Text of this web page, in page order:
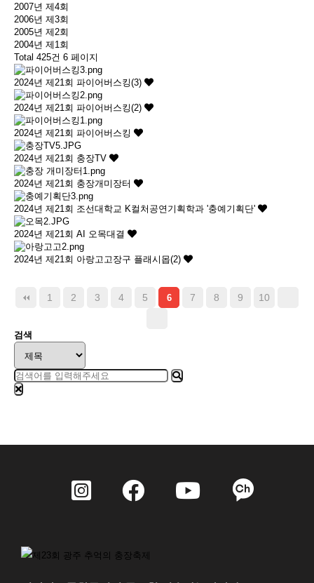
2007년 제4회
2006년 제3회
2005년 제2회
2004년 제1회
Total 425건 6 페이지
2024년 제21회 파이어버스킹(3)
2024년 제21회 파이어버스킹(2)
2024년 제21회 파이어버스킹
2024년 제21회 충장TV
2024년 제21회 충장개미장터
2024년 제21회 조선대학교 K컬처공연기획학과 '충예기획단'
2024년 제21회 AI 오목대결
2024년 제21회 아랑고고장구 플래시몹(2)
1 2 3 4 5 6 7 8 9 10
검색